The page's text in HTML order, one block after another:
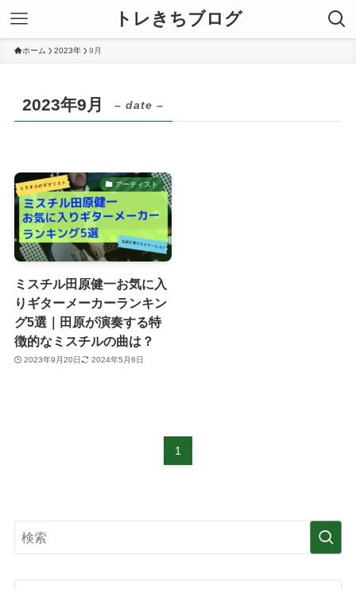
トレきちブログ
ホーム 2023年 9月
2023年9月 – date –
アーティスト
ミスチル田原健一お気に入
りギターメーカーランキン
グ5選｜田原が演奏する特
徴的なミスチルの曲は？
2023年9月20日 2024年5月6日
1